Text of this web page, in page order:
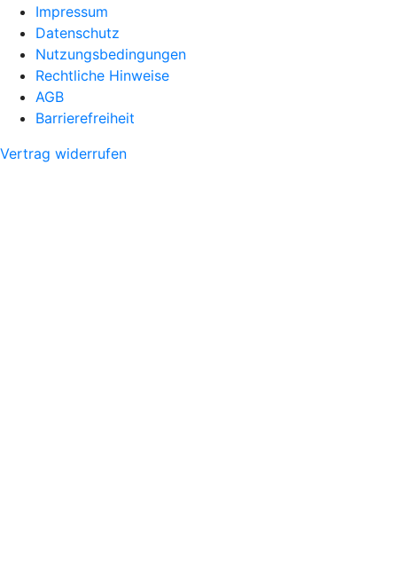
Impressum
Datenschutz
Nutzungsbedingungen
Rechtliche Hinweise
AGB
Barrierefreiheit
Vertrag widerrufen